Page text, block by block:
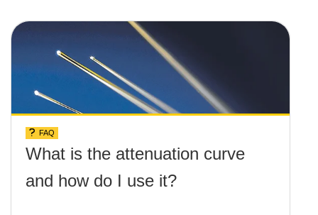
FAQ
What is the attenuation curve
and how do I use it?